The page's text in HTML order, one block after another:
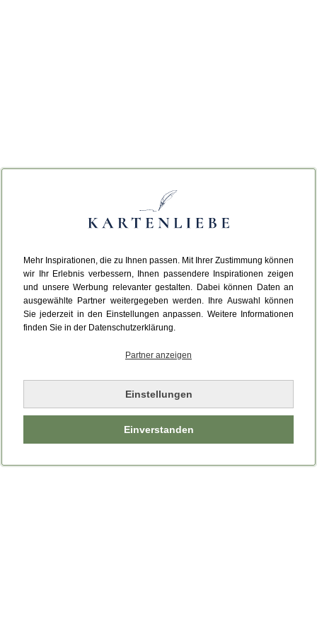
Mehr Inspirationen, die zu Ihnen passen. Mit Ihrer Zustimmung können
wir Ihr Erlebnis verbessern, Ihnen passendere Inspirationen zeigen
und unsere Werbung relevanter gestalten. Dabei können Daten an
ausgewählte Partner weitergegeben werden. Ihre Auswahl können
Sie jederzeit in den Einstellungen anpassen. Weitere Informationen
finden Sie in der Datenschutzerklärung.
Partner anzeigen
Einstellungen
Einverstanden